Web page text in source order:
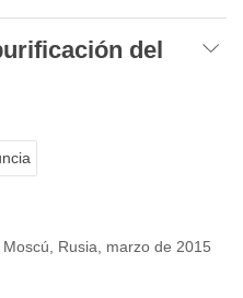
del
Rusia, marzo de 2015